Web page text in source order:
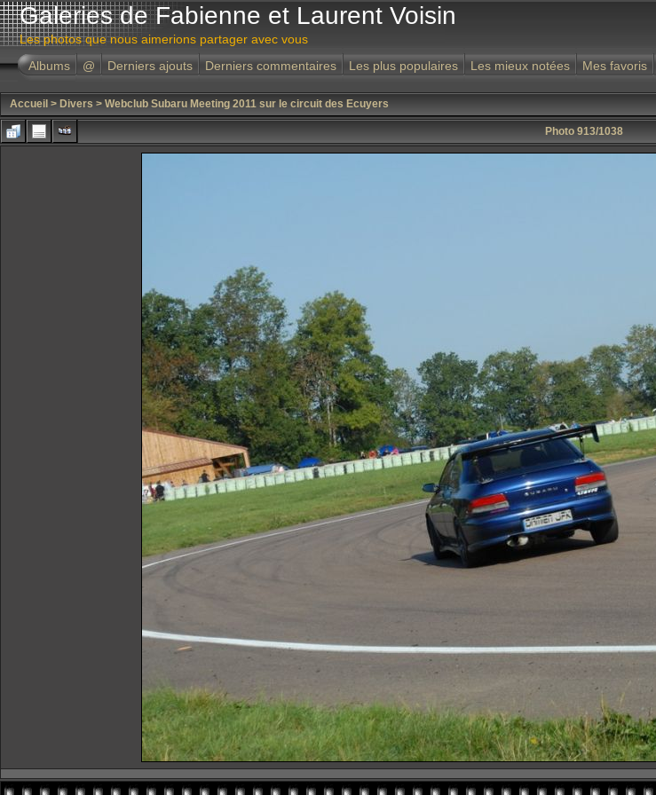
Galeries de Fabienne et Laurent Voisin
Les photos que nous aimerions partager avec vous
Albums
@ Derniers ajouts Derniers commentaires Les plus populaires Les mieux notées Mes favoris
Accueil > Divers > Webclub Subaru Meeting 2011 sur le circuit des Ecuyers
Photo 913/1038